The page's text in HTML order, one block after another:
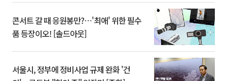
콘서트 갈 때 응원봉만?⋯'최애' 위한 필수
품 등장이오! [솔드아웃]
서울시, 정부에 정비사업 규제 완화 '건